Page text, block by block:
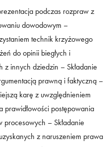
podczas rozpraw z
dowodowym –
technik krzyżowego
do opinii biegłych i
z innych dziedzin – Składanie
prawną i faktyczną –
karę z uwzględnieniem
prawidłowości postępowania
– Składanie
z naruszeniem prawa